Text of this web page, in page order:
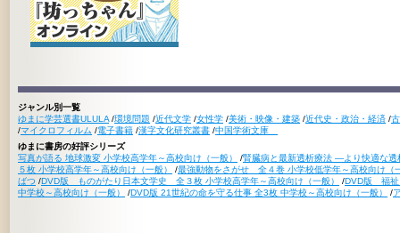
ジャンル別一覧
ゆまに学芸選書ULULA /環境問題 /近代文学 /女性学 /美術・映像・建築 /近代史・政治・経済 /
/マイクロフィルム /電子書籍 /漢字文化研究叢書 /中国学術文庫
ゆまに書房の好評シリーズ
写真が語る 地球激変 小学校高学年～高校向け（一般）
/腎臓病と最新透析療法 ―より快適な
５枚 小学校高学年～高校向け（一般）
/最強動物をさがせ 全４巻 小学校低学年～高校向け（
ばつ /DVD版 ものがたり日本文学史 全３枚 小学校高学年～高校向け（一般） /DVD版 福祉
中学校～高校向け（一般）
/DVD版 21世紀の命を守る仕事 全3枚 中学校～高校向け（一般） /